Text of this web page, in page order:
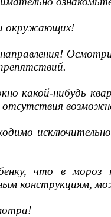
и окружающих!
какой-нибудь
отсутствия
что в мороз
конструкциям,